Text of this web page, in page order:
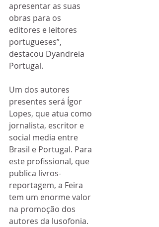
apresentar as suas
obras para os
editores e leitores
portugueses”,
destacou Dyandreia
Portugal.
Um dos autores
presentes será Ígor
Lopes, que atua como
jornalista, escritor e
social media entre
Brasil e Portugal. Para
este profissional, que
publica livros-
reportagem, a Feira
tem um enorme valor
na promoção dos
autores da lusofonia.